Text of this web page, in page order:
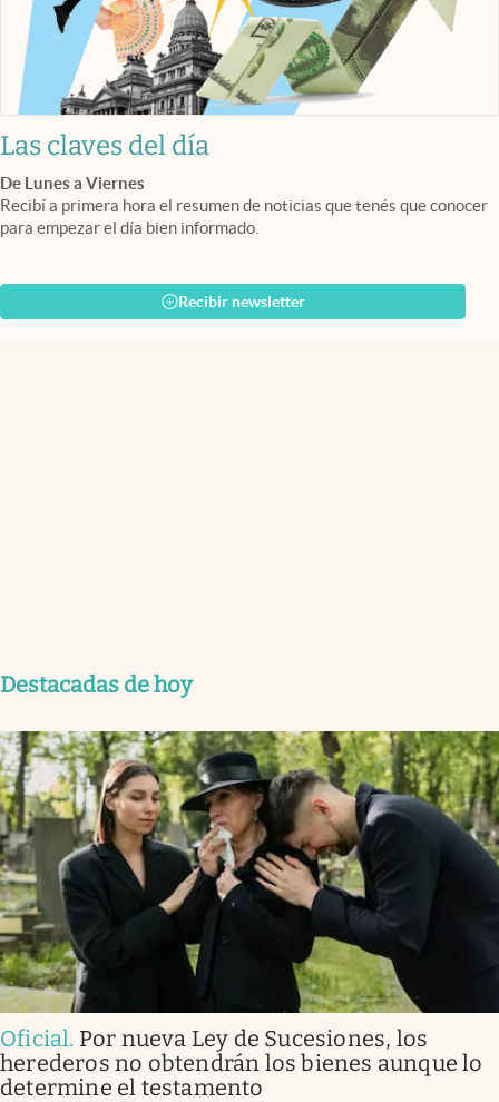
Las claves del día
De Lunes a Viernes
Recibí a primera hora el resumen de noticias que tenés que conocer
para empezar el día bien informado.
Recibir newsletter
Destacadas de hoy
Oficial. Por nueva Ley de Sucesiones, los
herederos no obtendrán los bienes aunque lo
determine el testamento